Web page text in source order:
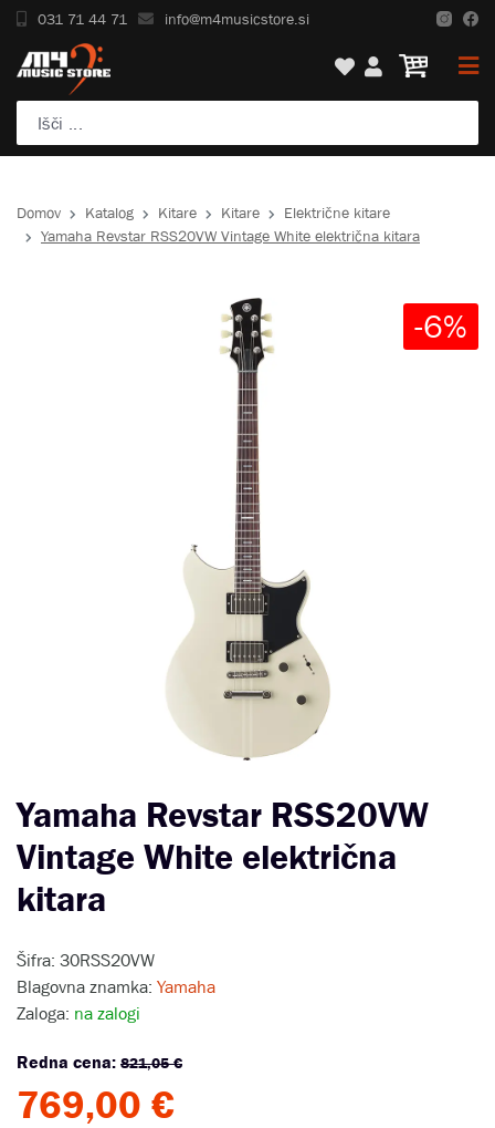
031 71 44 71 info@m4musicstore.si
Domov Katalog Kitare Kitare
Električne kitare
Yamaha Revstar RSS20VW Vintage White električna kitara
-6%
Yamaha Revstar RSS20VW
Vintage White električna
kitara
Šifra: 30RSS20VW
Blagovna znamka: Yamaha
Zaloga: na zalogi
Redna cena: 821,05 €
769,00 €